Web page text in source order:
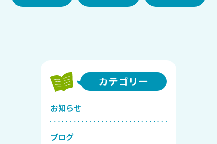
カテゴリー
お知らせ
ブログ